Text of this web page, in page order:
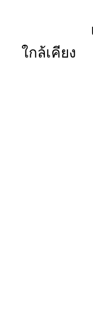
เดินทา
ใกล้เคียง
ฟลอร่
น้ำตก
ชีวิตขน
เดินทา